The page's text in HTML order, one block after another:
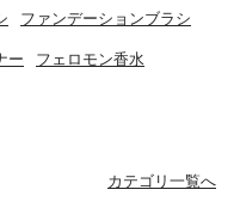
ファンデーションブラシ
ー フェロモン香水
カテゴリ一覧へ